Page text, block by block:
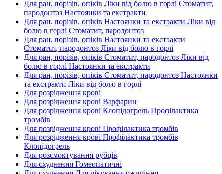
Для ран, порізів, опіків Ліки від болю в горлі Стоматит,
пародонтоз Настоянки та екстракти
Для ран, порізів, опіків Настоянки та екстракти Ліки від
болю в горлі Стоматит, пародонтоз
Для ран, порізів, опіків Настоянки та екстракти
Стоматит, пародонтоз Ліки від болю в горлі
Для ран, порізів, опіків Стоматит, пародонтоз Ліки від
болю в горлі Настоянки та екстракти
Для ран, порізів, опіків Стоматит, пародонтоз Настоянки
та екстракти Ліки від болю в горлі
Для розрідження крові
Для розрідження крові Варфарин
Для розрідження крові Клопідогрель Профілактика
тромбів
Для розрідження крові Профілактика тромбів
Для розрідження крові Профілактика тромбів
Клопідогрель
Для розсмоктування рубців
Для схуднення Гомеопатичні